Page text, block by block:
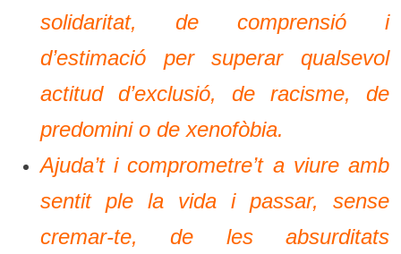
solidaritat, de comprensió i
d’estimació per superar qualsevol
actitud d’exclusió, de racisme, de
predomini o de xenofòbia.
Ajuda’t i comprometre’t a viure amb
sentit ple la vida i passar, sense
cremar-te, de les absurditats